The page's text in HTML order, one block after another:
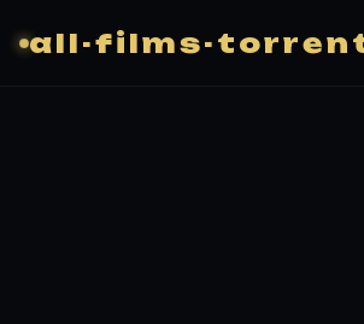
all-films-